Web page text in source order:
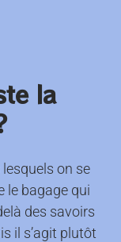
la
on se
le bagage qui
des savoirs
il s’agit plutôt